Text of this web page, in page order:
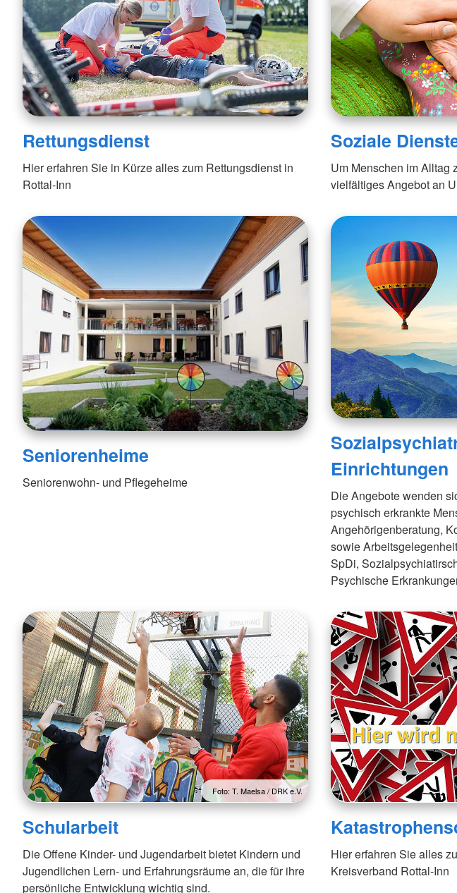
Rettungsdienst
Hier erfahren Sie in Kürze alles zum Rettungsdienst in
Rottal-Inn
Soziale
Um Menschen im Alltag
vielfältiges Angebot an
Seniorenheime
Seniorenwohn- und Pflegeheime
Einrichtungen
Die Angebote wenden
psychisch erkrankte
Angehörigenberatung,
sowie
SpDi,
Psychische
Foto: T. Maelsa / DRK e.V.
Schularbeit
Die Offene Kinder- und Jugendarbeit bietet Kindern und
Jugendlichen Lern- und Erfahrungsräume an, die für ihre
persönliche Entwicklung wichtig sind.
Hier erfahren Sie alles
Kreisverband Rottal-Inn